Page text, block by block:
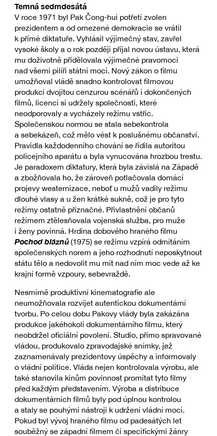
Temná sedmdesátá
V roce 1971 byl Pak Čong-hui potřetí zvolen
prezidentem a od omezené demokracie se vrátil
k přímé diktatuře. Vyhlásil výjimečný stav, zavřel
vysoké školy a o rok později přijal novou ústavu, která
mu doživotně přidělovala výjimečné pravomoci
nad všemi pilíři státní moci. Nový zákon o filmu
umožňoval vládě snadno kontrolovat filmovou
produkci dvojitou cenzurou scénářů i dokončených
filmů, licenci si udržely společnosti, které
neodporovaly a vycházely režimu vstříc.
Společenskou normou se stala sebekontrola
a sebekázeň, což mělo vést k poslušnému občanství.
Pravidla každodenního chování se řídila autoritou
policejního aparátu a byla vynucována hrozbou trestu.
Je paradoxem diktatury, která byla závislá na Západě
a zbožňovala ho, že zároveň potlačovala domácí
projevy westernizace, neboť u mužů vadily režimu
dlouhé vlasy a u žen krátké sukně, což je pro tyto
režimy ostatně příznačné. Přivlastnění občanů
režimem ztělesňovala vojenská služba, pro muže
i ženy povinná. Hrdina dobového hraného filmu
Pochod bláznů(1975) se režimu vzpírá odmítáním
společenských norem a jeho rozhodnutí neposkytnout
státu tělo a nedovolit mu mít nad ním moc vede až ke
krajní formě vzpoury, sebevraždě.
Nesmírně produktivní kinematografie ale
neumožňovala rozvíjet autentickou dokumentární
tvorbu. Po celou dobu Pakovy vlády byla zakázána
produkce jakéhokoli dokumentárního filmu, který
neobdržel oficiální povolení. Studio, přímo spravované
vládou, produkovalo zpravodajské snímky, jež
zaznamenávaly prezidentovy úspěchy a informovaly
o vládní politice. Vláda nejen kontrolovala výrobu, ale
také stanovila kinům povinnost promítat tyto filmy
před každým představením. Výroba a distribuce
dokumentárních filmů byly pod úplnou kontrolou
a staly se pouhými nástroji k udržení vládní moci.
Pokud byl vývoj hraného filmu od padesátých let
souběžný se západní filmem či specifickými žánry